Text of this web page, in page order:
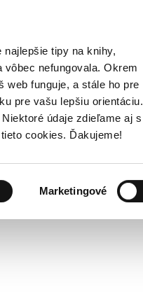
tipy na knihy,
nefungovala. Okrem
funguje, a stále ho pre
pre vašu lepšiu orientáciu.
údaje zdieľame aj s
cookies. Ďakujeme!
Marketingové